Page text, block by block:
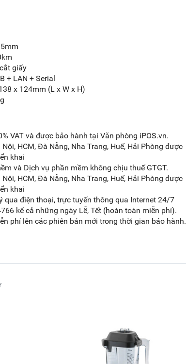
giấy
+ LAN + Serial
x 124mm (L x W x H)
VAT và được bảo hành tại Văn phòng iPOS.vn.
HCM, Đà Nẵng, Nha Trang, Huế, Hải Phòng được
khai
và Dịch vụ phần mềm không chịu thuế GTGT.
HCM, Đà Nẵng, Nha Trang, Huế, Hải Phòng được
khai
qua điện thoại, trực tuyến thông qua Internet 24/7
kể cả những ngày Lễ, Tết (hoàn toàn miễn phí).
phí lên các phiên bản mới trong thời gian bảo hành.